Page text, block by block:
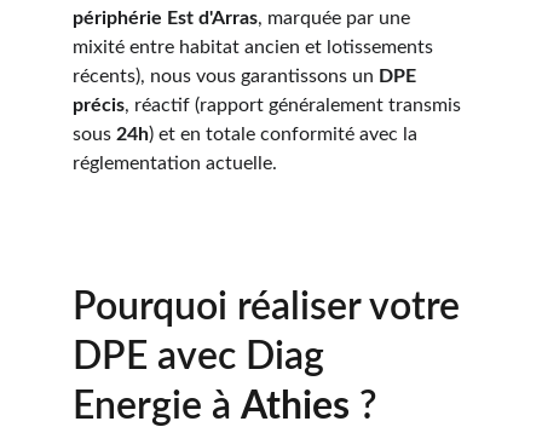
périphérie Est d'Arras, marquée par une
mixité entre habitat ancien et lotissements
récents), nous vous garantissons un DPE
précis, réactif (rapport généralement transmis
sous 24h) et en totale conformité avec la
réglementation actuelle.
Pourquoi réaliser votre
DPE avec Diag
Energie à Athies ?